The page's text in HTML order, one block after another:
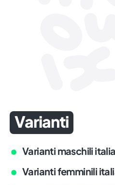
Varianti
Varianti maschili
Varianti femminili